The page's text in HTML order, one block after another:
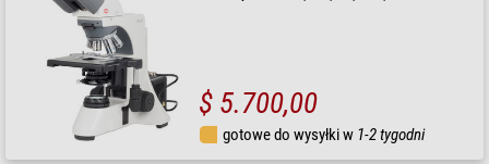
$ 5.700,00
gotowe do wysyłki w 1-2 tygodni